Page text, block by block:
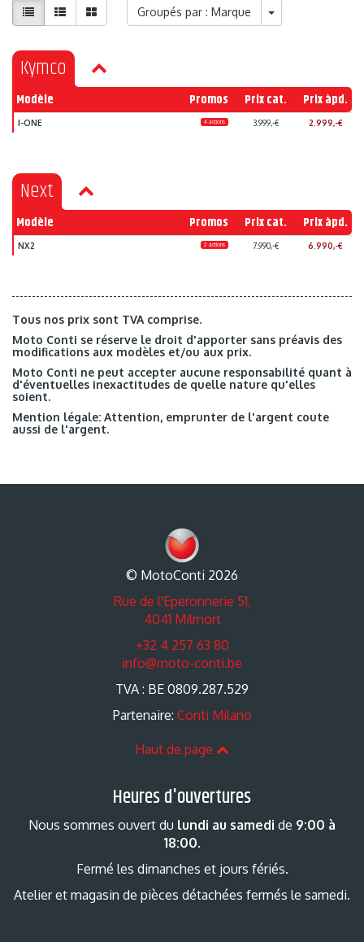
Groupés par : Marque
Kymco
Modèle Promos Prix cat. Prix àpd.
I-ONE 4 actions 3.999,-€ 2.999,-€
Next
Modèle Promos Prix cat. Prix àpd.
NX2 2 actions 7.990,-€ 6.990,-€
Tous nos prix sont TVA comprise.
Moto Conti se réserve le droit d'apporter sans préavis des
modifications aux modèles et/ou aux prix.
Moto Conti ne peut accepter aucune responsabilité quant à
d'éventuelles inexactitudes de quelle nature qu'elles
soient.
Mention légale: Attention, emprunter de l'argent coute
aussi de l'argent.
© MotoConti 2026
Rue de l'Eperonnerie 51,
4041 Milmort
+32 4 257 63 80
info@moto-conti.be
TVA : BE 0809.287.529
Partenaire: Conti Milano
Haut de page
Heures d'ouvertures
Nous sommes ouvert du lundi au samedi de 9:00 à
18:00.
Fermé les dimanches et jours fériés.
Atelier et magasin de pièces détachées fermés le samedi.